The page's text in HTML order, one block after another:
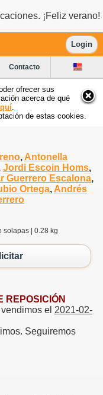
¡Feliz verano!
Login
Contacto
ofrecer sus
acerca de qué
de estas cookies.
, Antonella
Jordi Escoin Homs,
Guerrero Escalona,
Ortega, Andrés
solapas | 0.28 kg
REPOSICIÓN
el 2021-02-
Seguiremos